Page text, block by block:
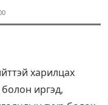
харилцах
иргэд,